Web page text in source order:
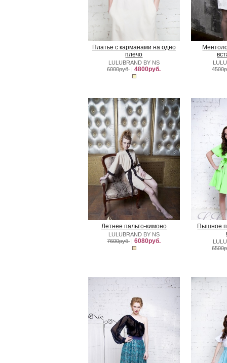
Платье с карманами на одно
плечо
LULUBRAND BY NS
6000руб.|4800руб.
Летнее пальто-кимоно
LULUBRAND BY NS
7600руб.|6080руб.
Пышное